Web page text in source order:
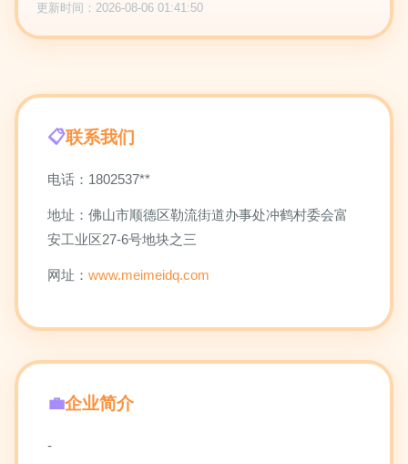
更新时间：2026-08-06 01:41:50
联系我们
电话：1802537**
地址：佛山市顺德区勒流街道办事处冲鹤村委会富
安工业区27-6号地块之三
网址： www.meimeidq.com
企业简介
-